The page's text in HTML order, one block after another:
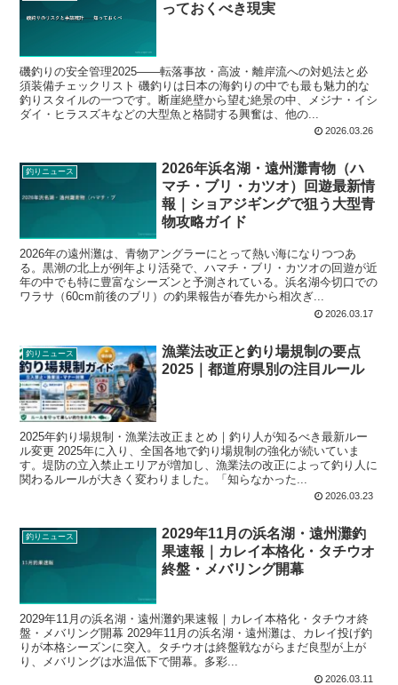
っておくべき現実
磯釣りの安全管理2025——転落事故・高波・離岸流への対処法と必
須装備チェックリスト 磯釣りは日本の海釣りの中でも最も魅力的な
釣りスタイルの一つです。断崖絶壁から望む絶景の中、メジナ・イシ
ダイ・ヒラスズキなどの大型魚と格闘する興奮は、他の...
2026.03.26
釣りニュース
2026年浜名湖・遠州灘青物（ハ
マチ・ブリ・カツオ）回遊最新情
報｜ショアジギングで狙う大型青
物攻略ガイド
2026年の遠州灘は、青物アングラーにとって熱い海になりつつあ
る。黒潮の北上が例年より活発で、ハマチ・ブリ・カツオの回遊が近
年の中でも特に豊富なシーズンと予測されている。浜名湖今切口での
ワラサ（60cm前後のブリ）の釣果報告が春先から相次ぎ...
2026.03.17
釣りニュース
漁業法改正と釣り場規制の要点
2025｜都道府県別の注目ルール
2025年釣り場規制・漁業法改正まとめ｜釣り人が知るべき最新ルー
ル変更 2025年に入り、全国各地で釣り場規制の強化が続いていま
す。堤防の立入禁止エリアが増加し、漁業法の改正によって釣り人に
関わるルールが大きく変わりました。「知らなかった...
2026.03.23
釣りニュース
2029年11月の浜名湖・遠州灘釣
果速報｜カレイ本格化・タチウオ
終盤・メバリング開幕
2029年11月の浜名湖・遠州灘釣果速報｜カレイ本格化・タチウオ終
盤・メバリング開幕 2029年11月の浜名湖・遠州灘は、カレイ投げ釣
りが本格シーズンに突入。タチウオは終盤戦ながらまだ良型が上が
り、メバリングは水温低下で開幕。多彩...
2026.03.11